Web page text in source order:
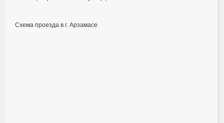
Схема проезда в г. Арзамасе